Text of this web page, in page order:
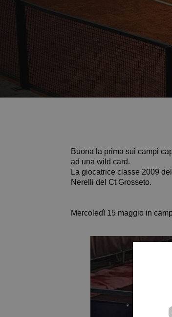
Buona la prima sui campi
ad una wild card.
La giocatrice classe 2009
Nerelli del Ct Grosseto.
Mercoledì 15 maggio in